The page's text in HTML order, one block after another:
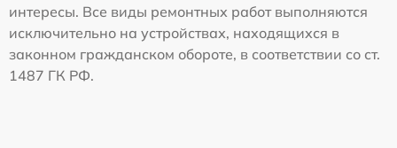
интересы. Все виды ремонтных работ выполняются
исключительно на устройствах, находящихся в
законном гражданском обороте, в соответствии со ст.
1487 ГК РФ.